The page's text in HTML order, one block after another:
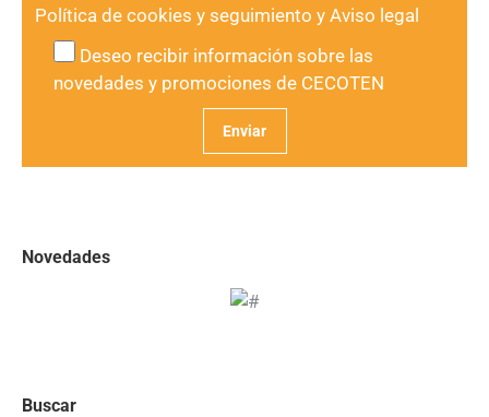
Política de cookies y seguimiento y Aviso legal
Deseo recibir información sobre las
novedades y promociones de CECOTEN
Novedades
Buscar